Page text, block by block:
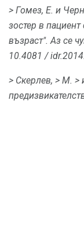
> Гомез, Е. и
зостер в
възраст". Аз се
10.4081 /
> Скерлев, > М. >